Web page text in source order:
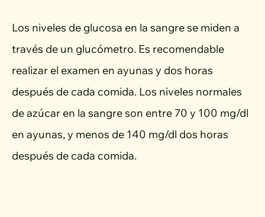
Los niveles de glucosa en la sangre se miden a
través de un glucómetro. Es recomendable
realizar el examen en ayunas y dos horas
después de cada comida. Los niveles normales
de azúcar en la sangre son entre 70 y 100 mg/dl
en ayunas, y menos de 140 mg/dl dos horas
después de cada comida.